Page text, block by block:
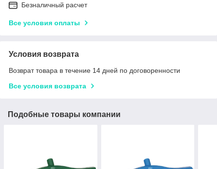
Безналичный расчет
Все условия оплаты
Условия возврата
Возврат товара в течение 14 дней по договоренности
Все условия возврата
Подобные товары компании